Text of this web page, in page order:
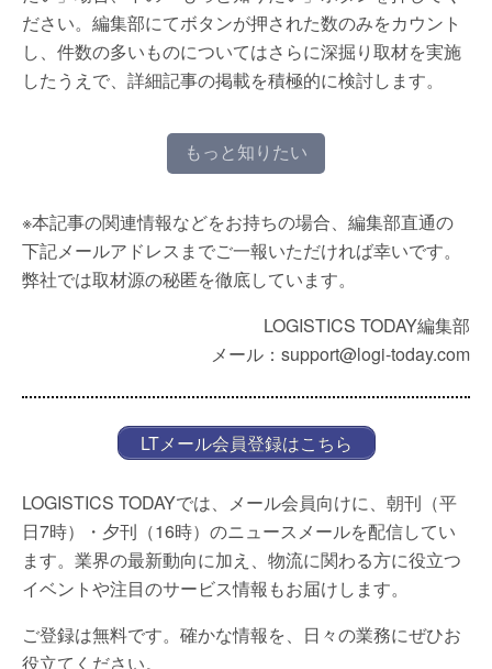
ださい。編集部にてボタンが押された数のみをカウント
し、件数の多いものについてはさらに深掘り取材を実施
したうえで、詳細記事の掲載を積極的に検討します。
もっと知りたい
※本記事の関連情報などをお持ちの場合、編集部直通の
下記メールアドレスまでご一報いただければ幸いです。
弊社では取材源の秘匿を徹底しています。
LOGISTICS TODAY編集部
メール：support@logi-today.com
LTメール会員登録はこちら
LOGISTICS TODAYでは、メール会員向けに、朝刊（平
日7時）・夕刊（16時）のニュースメールを配信してい
ます。業界の最新動向に加え、物流に関わる方に役立つ
イベントや注目のサービス情報もお届けします。
ご登録は無料です。確かな情報を、日々の業務にぜひお
役立てください。